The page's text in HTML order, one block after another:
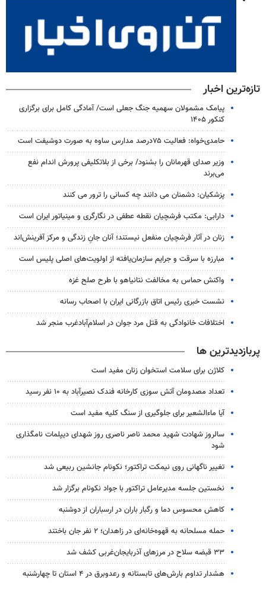
تازه‌ترین اخبار
پیامک مشمولان سهمیه جنگ جعلی است/ آمادگی کامل برای برگزاری
کنکور ۱۴۰۵
حامدی‌خواه: فعالیت ۷۵درصد مدارس ساوه به صورت دوشیفت است
وزیر صدای قهرمانان را بشنود/ برخی از بلاتکلیفی پرورش اندام نفع
می‌برند
پزشکیان: دشمنان می دانند چه کسانی را ترور می کنند
دارابی: مکتب فرشچیان نقطه عطفی در نگارگری و مینیاتور ایران است
زنان در آثار فرشچیان منفعل نیستند؛ آنان جانِ زندگی و مرکز آفرینش‌اند
مبارزه با سرقت و جرایم سازمان‌یافته از اولویت‌های اصلی پلیس است
واکنش حماس به مخالفت نتانیاهو با طرح صلح غزه
نشست خبری رئیس اتاق بازرگانی ایران با اصحاب رسانه
اختلافات خانوادگی به قتل مرد جوان در اسلام‌آبادغرب منجر شد
پربازدیدترین ها
کلاژن برای سلامت استخوان زنان مفید است
تعداد مصدومان آتش سوزی کارخانه فندک نصیرآباد به ۱۰ نفر رسید
آیا ماءالشعیر برای جلوگیری از سنگ کلیه مفید است
سالروز شهادت شهید محمد ناصر ناصری روز شهدای دیپلمات نامگذاری
شود
تغییر ناگهانی روی نیمکت تراکتور؛ نکونام جانشین ربیعی شد
نخستین جلسه مدیرعامل تراکتور با جواد نکونام برگزار شد
کاهش محسوس دما و رگبار باران در ارسباران از دوشنبه
حمله مسلحانه به قهوه‌خانه‌ای در زاهدان؛ ۲ نفر جان باختند
۳۳ قبضه سلاح در مرزهای آذربایجان‌غربی کشف شد
هشدار تداوم بارش‌های تابستانه و رعدوبرق در ۴ استان تا چهارشنبه